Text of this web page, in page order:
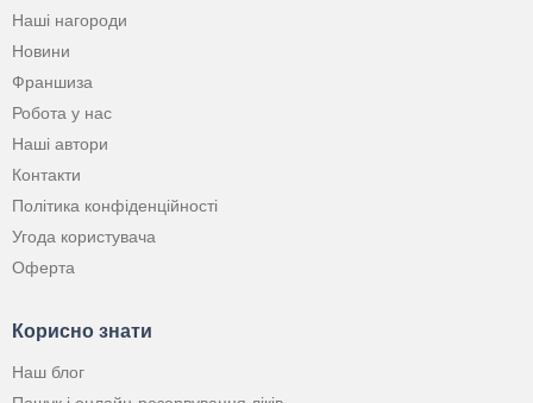
Наші нагороди
Новини
Франшиза
Робота у нас
Наші автори
Контакти
Політика конфіденційності
Угода користувача
Оферта
Корисно знати
Наш блог